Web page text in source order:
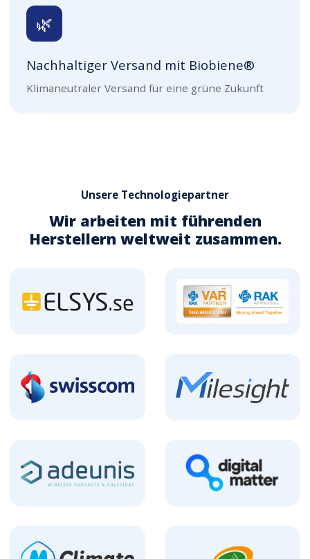
🌿
Nachhaltiger Versand mit Biobiene®
Klimaneutraler Versand für eine grüne Zukunft
Unsere Technologiepartner
Wir arbeiten mit führenden
Herstellern weltweit zusammen.